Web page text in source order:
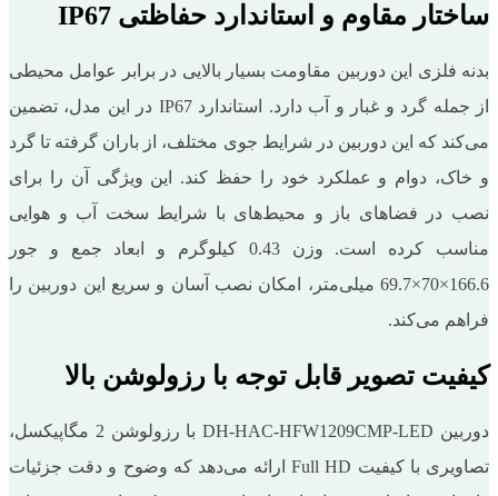
ساختار مقاوم و استاندارد حفاظتی IP67
بدنه فلزی این دوربین مقاومت بسیار بالایی در برابر عوامل محیطی
از جمله گرد و غبار و آب دارد. استاندارد IP67 در این مدل، تضمین
می‌کند که این دوربین در شرایط جوی مختلف، از باران گرفته تا گرد
و خاک، دوام و عملکرد خود را حفظ کند. این ویژگی آن را برای
نصب در فضاهای باز و محیط‌های با شرایط سخت آب و هوایی
مناسب کرده است. وزن 0.43 کیلوگرم و ابعاد جمع و جور
166.6×70×69.7 میلی‌متر، امکان نصب آسان و سریع این دوربین را
فراهم می‌کند.
کیفیت تصویر قابل توجه با رزولوشن بالا
دوربین DH-HAC-HFW1209CMP-LED با رزولوشن 2 مگاپیکسل،
تصاویری با کیفیت Full HD ارائه می‌دهد که وضوح و دقت جزئیات